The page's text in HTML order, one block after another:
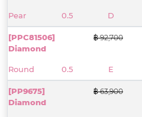
Pear 0.5 D
[PPC81506]
Diamond
Round 0.5 E
฿ 92,700
[PP9675]
Diamond
฿ 63,900